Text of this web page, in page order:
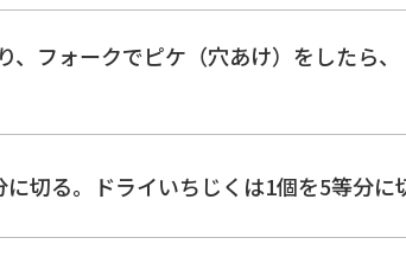
、フォークでピケ（穴あけ）をしたら
切る。ドライいちじくは1個を5等分に